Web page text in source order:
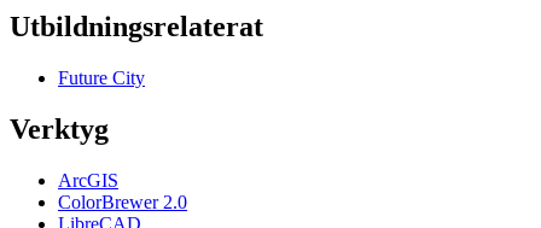
Utbildningsrelaterat
Future City
Verktyg
ArcGIS
ColorBrewer 2.0
LibreCAD